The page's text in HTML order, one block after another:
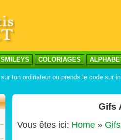
SMILEYS COLORIAGES
sur ton ordinateur ou prends le code sur
Gifs
Vous êtes ici: Home »